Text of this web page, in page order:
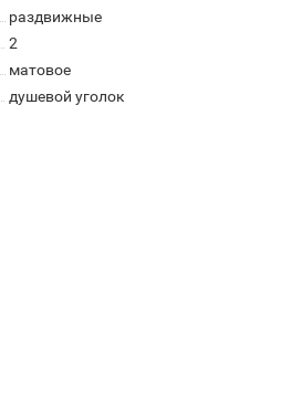
раздвижные
2
матовое
душевой уголок